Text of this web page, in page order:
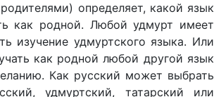
определяет, какой язык
как родной. Любой удмурт имеет
изучение удмуртского языка. Или
как родной любой другой язык
Как русский может выбрать
удмуртский, татарский или